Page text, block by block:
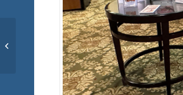
Willkommen an Deck:
Onboarding von